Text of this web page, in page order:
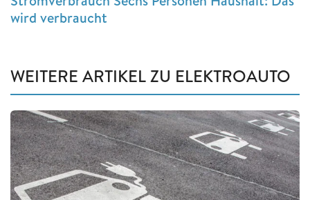
wird verbraucht
WEITERE ARTIKEL ZU ELEKTROAUTO